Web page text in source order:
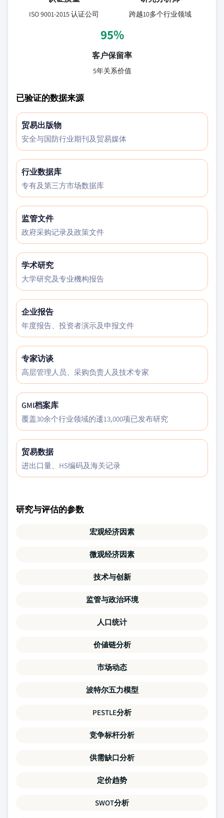
ISO 9001-2015 认证公司 跨越10多个行业领域
95%
客户保留率
5年关系价值
已验证的数据来源
贸易出版物
安全与国防行业期刊及贸易媒体
行业数据库
专有及第三方市场数据库
监管文件
政府采购记录及政策文件
学术研究
大学研究及专业機构报告
企业报告
年度报告、投资者演示及申报文件
专家访谈
高层管理人员、采购负责人及技术专家
GMI档案库
覆盖30余个行业领域的逶13,000项已发布研究
贸易数据
进出口量、HS编码及海关记录
研究与评估的参数
宏观经济因素
微观经济因素
技术与创新
监管与政治环境
人口统计
价値链分析
市场动态
波特尔五力模型
PESTLE分析
竞争标杆分析
供需缺口分析
定价趋势
SWOT分析